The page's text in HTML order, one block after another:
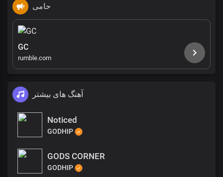
حامی
GC
rumble.com
آهنگ های بیشتر
Noticed
GODHIP
GODS CORNER
GODHIP